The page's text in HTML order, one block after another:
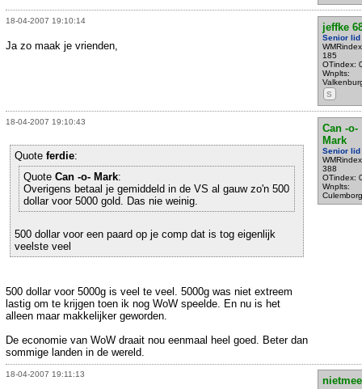
18-04-2007 19:10:14
jeffke
Senior lid
185
OTindex:
Wnplts:
S
Ja zo maak je vrienden,
18-04-2007 19:10:43
Can -o-
Mark
Senior lid
388
OTindex:
Wnplts:
Culemborg
Quote ferdie:
Quote Can -o- Mark:
Overigens betaal je gemiddeld in de VS al gauw zo'n 500
dollar voor 5000 gold. Das nie weinig.
500 dollar voor een paard op je comp dat is tog eigenlijk
veelste veel
500 dollar voor 5000g is veel te veel. 5000g was niet extreem
lastig om te krijgen toen ik nog WoW speelde. En nu is het
alleen maar makkelijker geworden.
De economie van WoW draait nou eenmaal heel goed. Beter dan
sommige landen in de wereld.
18-04-2007 19:11:13